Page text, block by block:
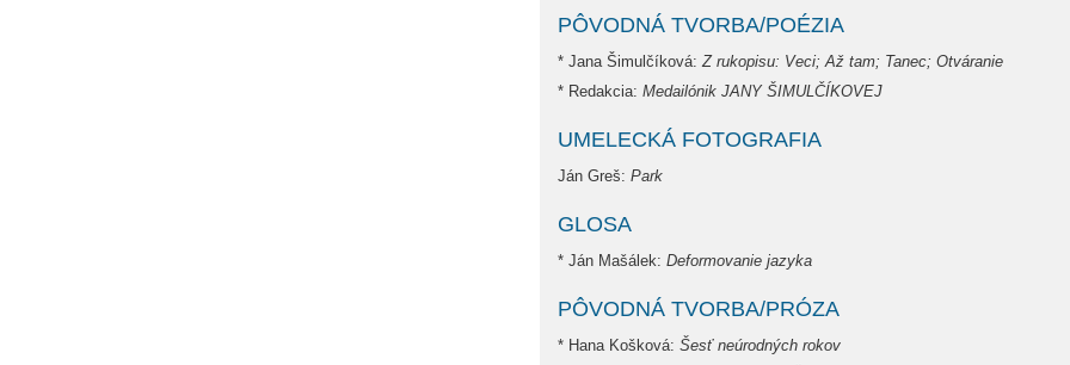
PÔVODNÁ TVORBA/POÉZIA
* Jana Šimulčíková:Z rukopisu: Veci; Až tam; Tanec; Otváranie
* Redakcia: Medailónik JANY ŠIMULČÍKOVEJ
UMELECKÁ FOTOGRAFIA
Ján Greš: Park
GLOSA
* Ján Mašálek: Deformovanie jazyka
PÔVODNÁ TVORBA/PRÓZA
* Hana Košková: Šesť neúrodných rokov